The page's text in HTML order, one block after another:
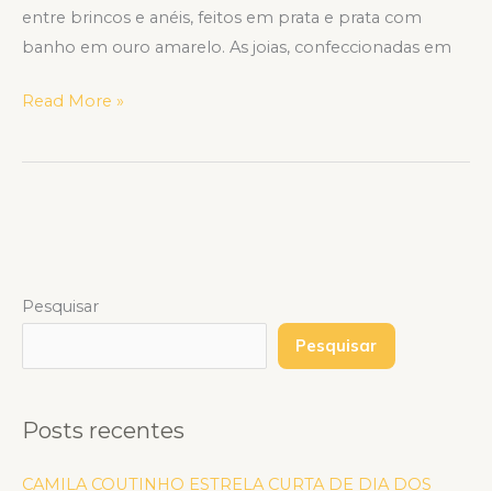
entre brincos e anéis, feitos em prata e prata com
banho em ouro amarelo. As joias, confeccionadas em
Read More »
Pesquisar
Pesquisar
Posts recentes
CAMILA COUTINHO ESTRELA CURTA DE DIA DOS